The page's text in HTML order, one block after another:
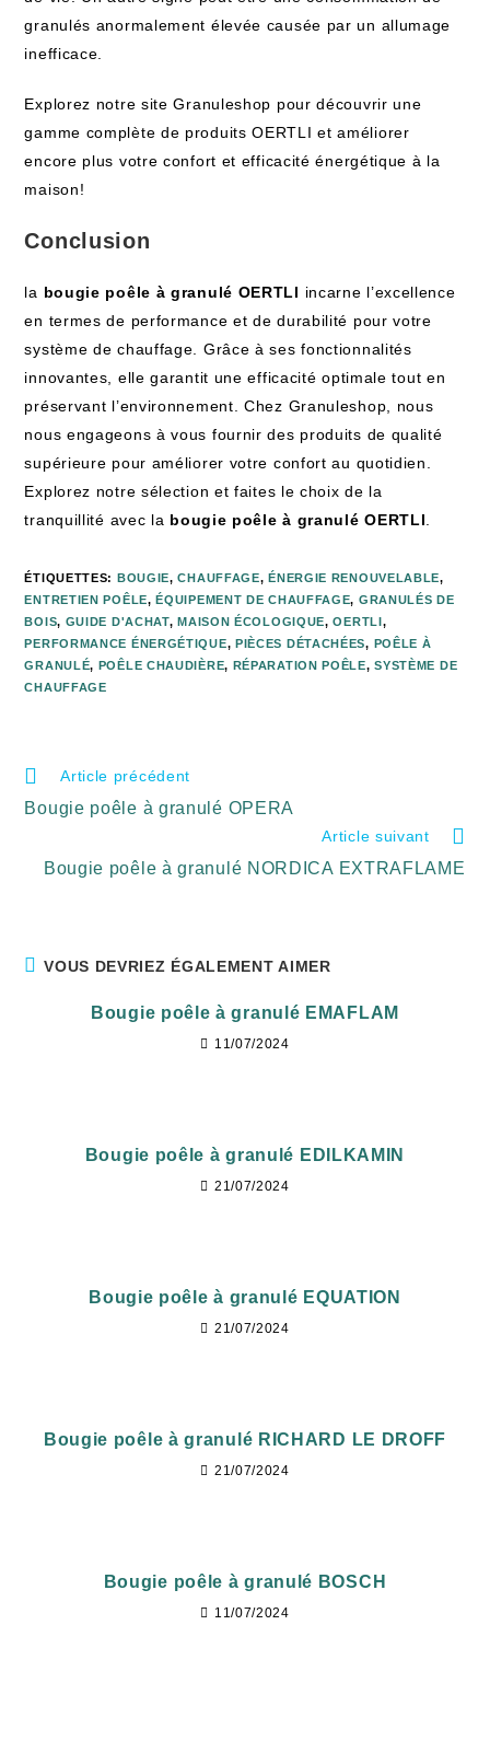
granulés anormalement élevée causée par un allumage
inefficace.
Explorez notre site Granuleshop pour découvrir une
gamme complète de produits OERTLI et améliorer
encore plus votre confort et efficacité énergétique à la
maison!
Conclusion
la bougie poêle à granulé OERTLI incarne l’excellence
en termes de performance et de durabilité pour votre
système de chauffage. Grâce à ses fonctionnalités
innovantes, elle garantit une efficacité optimale tout en
préservant l’environnement. Chez Granuleshop, nous
nous engageons à vous fournir des produits de qualité
supérieure pour améliorer votre confort au quotidien.
Explorez notre sélection et faites le choix de la
tranquillité avec la bougie poêle à granulé OERTLI
ÉTIQUETTES: BOUGIE, CHAUFFAGE, ÉNERGIE RENOUVELABLE,
ENTRETIEN POÊLE, ÉQUIPEMENT DE CHAUFFAGE, GRANULÉS DE
BOIS, GUIDE D'ACHAT, MAISON ÉCOLOGIQUE, OERTLI,
PERFORMANCE ÉNERGÉTIQUE, PIÈCES DÉTACHÉES, POÊLE À
GRANULÉ, POÊLE CHAUDIÈRE, RÉPARATION POÊLE, SYSTÈME DE
CHAUFFAGE
Article précédent
Bougie poêle à granulé OPERA
Article suivant
Bougie poêle à granulé NORDICA EXTRAFLAME
VOUS DEVRIEZ ÉGALEMENT AIMER
Bougie poêle à granulé EMAFLAM
11/07/2024
Bougie poêle à granulé EDILKAMIN
21/07/2024
Bougie poêle à granulé EQUATION
21/07/2024
Bougie poêle à granulé RICHARD LE DROFF
21/07/2024
Bougie poêle à granulé BOSCH
11/07/2024